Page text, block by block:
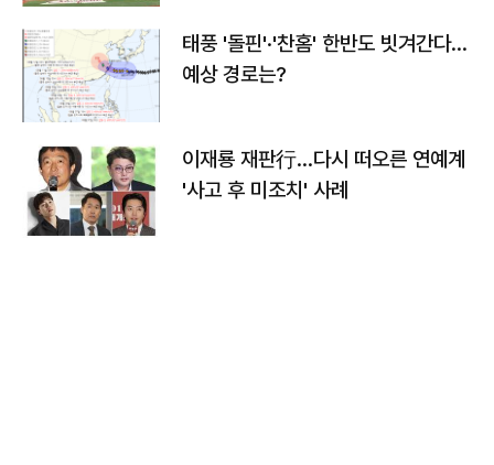
태풍 '돌핀'·'찬홈' 한반도 빗겨간다…
예상 경로는?
이재룡 재판行…다시 떠오른 연예계
'사고 후 미조치' 사례